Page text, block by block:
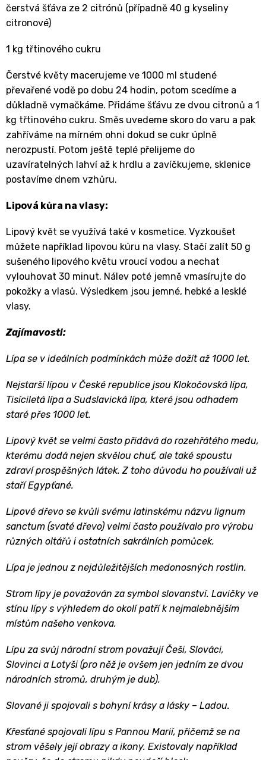
čerstvá šťáva ze 2 citrónů (případně 40 g kyseliny
citronové)
1 kg třtinového cukru
Čerstvé květy macerujeme ve 1000 ml studené
převařené vodě po dobu 24 hodin, potom scedíme a
důkladně vymačkáme. Přidáme šťávu ze dvou citronů a 1
kg třtinového cukru. Směs uvedeme skoro do varu a pak
zahříváme na mírném ohni dokud se cukr úplně
nerozpustí. Potom ještě teplé přelijeme do
uzavíratelných lahví až k hrdlu a zavíčkujeme, sklenice
postavíme dnem vzhůru.
Lipová kůra na vlasy:
Lipový květ se využívá také v kosmetice. Vyzkoušet
můžete například lipovou kúru na vlasy. Stačí zalít 50 g
sušeného lipového květu vroucí vodou a nechat
vylouhovat 30 minut. Nálev poté jemně vmasírujte do
pokožky a vlasů. Výsledkem jsou jemné, hebké a lesklé
vlasy.
Zajímavosti:
Lípa se v ideálních podmínkách může dožít až 1000 let.
Nejstarší lípou v České republice jsou Klokočovská lípa,
Tisíciletá lípa a Sudslavická lípa, které jsou odhadem
staré přes 1000 let.
Lipový květ se velmi často přidává do rozehřátého medu,
kterému dodá nejen skvělou chuť, ale také spoustu
zdraví prospěšných látek. Z toho důvodu ho používali už
staří Egypťané.
Lipové dřevo se kvůli svému latinskému názvu lignum
sanctum (svaté dřevo) velmi často používalo pro výrobu
různých oltářů i ostatních sakrálních pomůcek.
Lípa je jednou z nejdůležitějších medonosných rostlin.
Strom lípy je považován za symbol slovanství. Lavičky ve
stínu lípy s výhledem do okolí patří k nejmalebnějším
místům našeho venkova.
Lípu za svůj národní strom považují Češi, Slováci,
Slovinci a Lotyši (pro něž je ovšem jen jedním ze dvou
národních stromů, druhým je dub).
Slované ji spojovali s bohyní krásy a lásky – Ladou.
Křesťané spojovali lípu s Pannou Marií, přičemž se na
strom věšely její obrazy a ikony. Existovaly například